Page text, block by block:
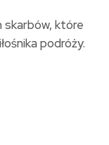
skarbów, które
podróży.